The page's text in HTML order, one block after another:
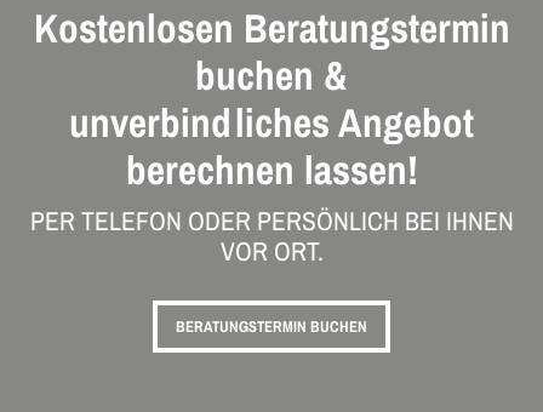
Kostenlosen Beratungstermin
buchen &
unverbindliches Angebot
berechnen lassen!
PER TELEFON ODER PERSÖNLICH BEI IHNEN
VOR ORT.
BERATUNGSTERMIN BUCHEN